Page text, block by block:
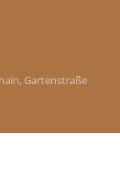
Gartenstraße